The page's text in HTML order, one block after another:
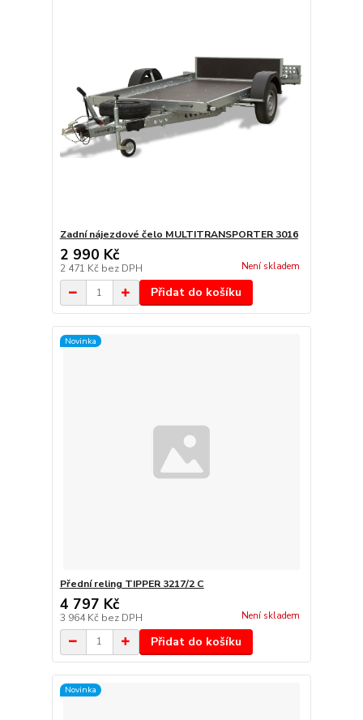
Zadní nájezdové čelo MULTITRANSPORTER 3016
2 990 Kč
2 471 Kč bez DPH Není skladem
Přidat do košíku
Novinka
Přední reling TIPPER 3217/2 C
4 797 Kč
3 964 Kč bez DPH Není skladem
Přidat do košíku
Novinka